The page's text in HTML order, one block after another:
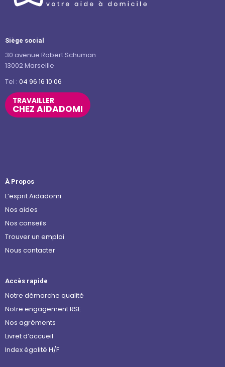
Siège social
30 avenue Robert Schuman
13002 Marseille
Tel : 04 96 16 10 06
TRAVAILLER
CHEZ AIDADOMI
À Propos
L’esprit Aidadomi
Nos aides
Nos conseils
Trouver un emploi
Nous contacter
Accès rapide
Notre démarche qualité
Notre engagement RSE
Nos agréments
Livret d’accueil
Index égalité H/F